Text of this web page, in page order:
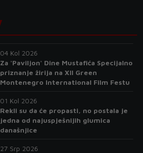
04 Kol 2026
Za 'Paviljon' Dine Mustafića Specijalno
priznanje žirija na XII Green
Montenegro International Film Festu
01 Kol 2026
Rekli su da će propasti, no postala je
jedna od najuspješnijih glumica
današnjice
27 Srp 2026